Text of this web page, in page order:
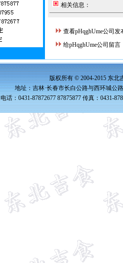
相关信息：
查看pHqghUme公司发
给pHqghUme公司留言
版权所有 © 2004-2015 东北
地址：吉林·长春市长白公路与西环城公
电话：0431-87872677 87875877 传真：0431-